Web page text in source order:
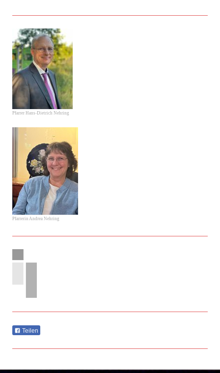
Pfarrer Hans-Dietrich Nehring
Pfarrerin Andrea Nehring
Teilen